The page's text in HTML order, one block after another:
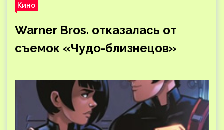
Кино
Warner Bros. отказалась от
съемок «Чудо-близнецов»